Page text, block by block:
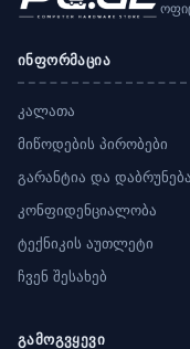
ინფორმაცია
კალათა
მიწოდების პირობები
გარანტია და დაბრუნება
კონფიდენციალობა
ტექნიკის აუთლეტი
ჩვენ შესახებ
გამოგვყევი